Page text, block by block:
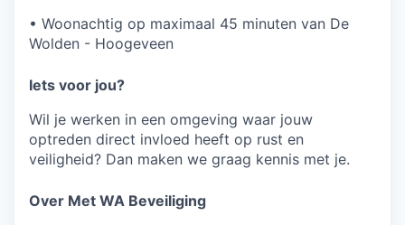
• Woonachtig op maximaal 45 minuten van De
Wolden - Hoogeveen
Iets voor jou?
Wil je werken in een omgeving waar jouw
optreden direct invloed heeft op rust en
veiligheid? Dan maken we graag kennis met je.
Over Met WA Beveiliging